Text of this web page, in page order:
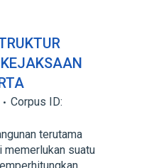
Corpus ID:
terutama
suatu